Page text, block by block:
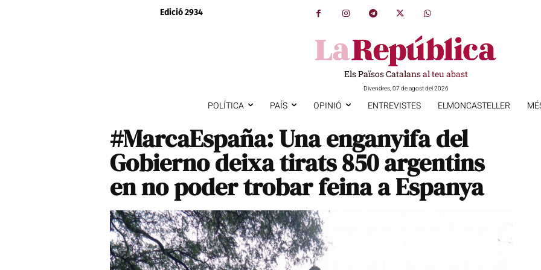
Edició 2934
Els Països Catalans al teu abast
Divendres, 07 de agost del 2026
POLÍTICA PAÍS OPINIÓ ENTREVISTES ELMONCASTELLER
#MarcaEspaña: Una enganyifa del
Gobierno deixa tirats 850 argentins
en no poder trobar feina a Espanya